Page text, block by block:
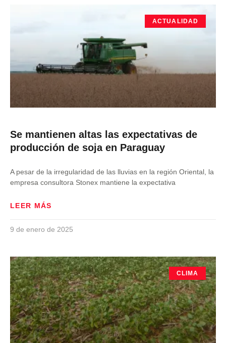
ACTUALIDAD
Se mantienen altas las expectativas de
producción de soja en Paraguay
A pesar de la irregularidad de las lluvias en la región Oriental, la
empresa consultora Stonex mantiene la expectativa
LEER MÁS
9 de enero de 2025
CLIMA